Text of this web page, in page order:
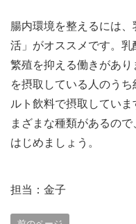
腸内環境を整えるには
活」がオススメです。
繁殖を抑える働きがあ
を摂取している人のう
ルト飲料で摂取してい
まざまな種類があるの
はじめましょう。
担当：金子